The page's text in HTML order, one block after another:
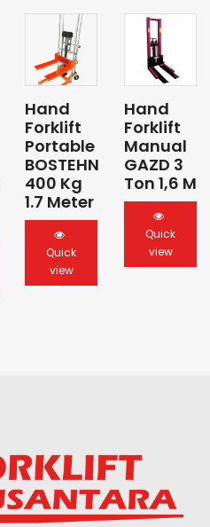
Hand
Forklift
Portable
BOSTEHN
400 Kg
1.7 Meter
Quick
view
Hand
Forklift
Manual
GAZD 3
Ton 1,6 M
Quick
view